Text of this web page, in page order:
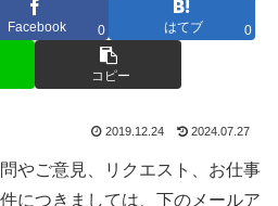
Facebook 0 はてブ 0
コピー
2019.12.24 2024.07.27
やご意見、リクエスト、お仕事
につきましては、下のメールア